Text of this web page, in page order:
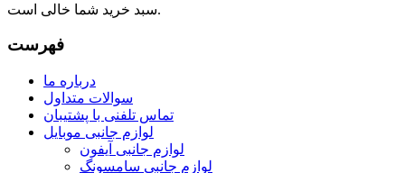
سبد خرید شما خالی است.
فهرست
درباره ما
سوالات متداول
تماس تلفنی با پشتیبان
لوازم جانبی موبایل
لوازم جانبی آیفون
لوازم جانبی سامسونگ